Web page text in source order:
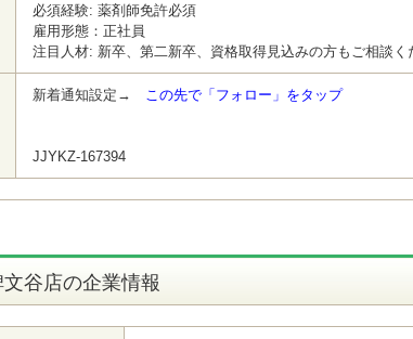
必須経験: 薬剤師免許必須
雇用形態：正社員
注目人材: 新卒、第二新卒、資格取得見込みの方もご相談く
新着通知設定→ この先で「フォロー」をタップ
JJYKZ-167394
谷店の企業情報